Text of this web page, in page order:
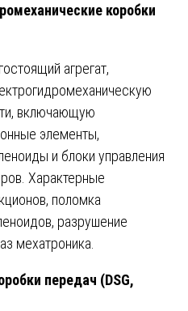
коробки
агрегат,
включающую
элементы,
и блоки управления
Характерные
поломка
разрушение
мехатроника.
передач (DSG,